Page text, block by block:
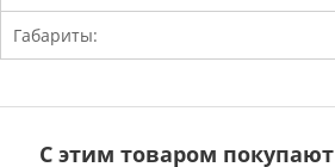
Габариты:
С этим товаром покупают